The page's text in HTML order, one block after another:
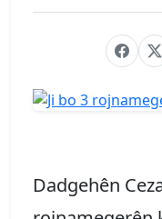
Dadgehên